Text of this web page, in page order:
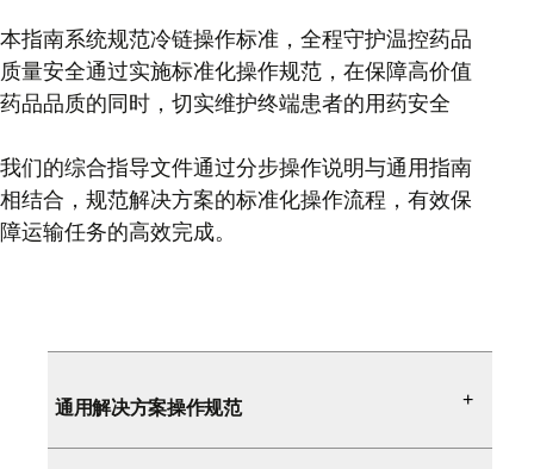
本指南系统规范冷链操作标准，全程守护温控药品
质量安全通过实施标准化操作规范，在保障高价值
药品品质的同时，切实维护终端患者的用药安全
我们的综合指导文件通过分步操作说明与通用指南
相结合，规范解决方案的标准化操作流程，有效保
障运输任务的高效完成。
通用解决方案操作规范